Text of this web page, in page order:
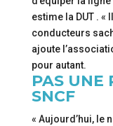
estime la DUT .
conducteurs
ajoute
pour autant.
PAS UNE
SNCF
« Aujourd’hui, le